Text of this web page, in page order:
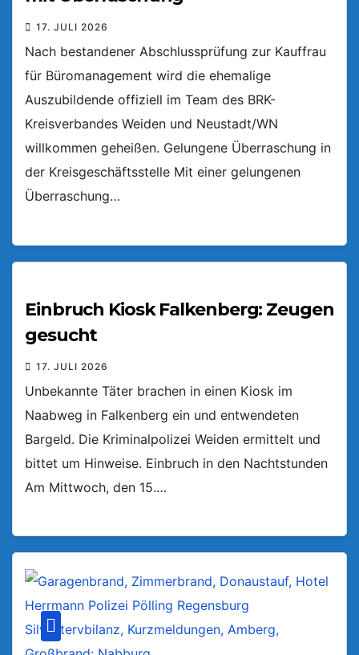
17. JULI 2026
Nach bestandener Abschlussprüfung zur Kauffrau
für Büromanagement wird die ehemalige
Auszubildende offiziell im Team des BRK-
Kreisverbandes Weiden und Neustadt/WN
willkommen geheißen. Gelungene Überraschung in
der Kreisgeschäftsstelle Mit einer gelungenen
Überraschung…
Einbruch Kiosk Falkenberg: Zeugen
gesucht
17. JULI 2026
Unbekannte Täter brachen in einen Kiosk im
Naabweg in Falkenberg ein und entwendeten
Bargeld. Die Kriminalpolizei Weiden ermittelt und
bittet um Hinweise. Einbruch in den Nachtstunden
Am Mittwoch, den 15.…